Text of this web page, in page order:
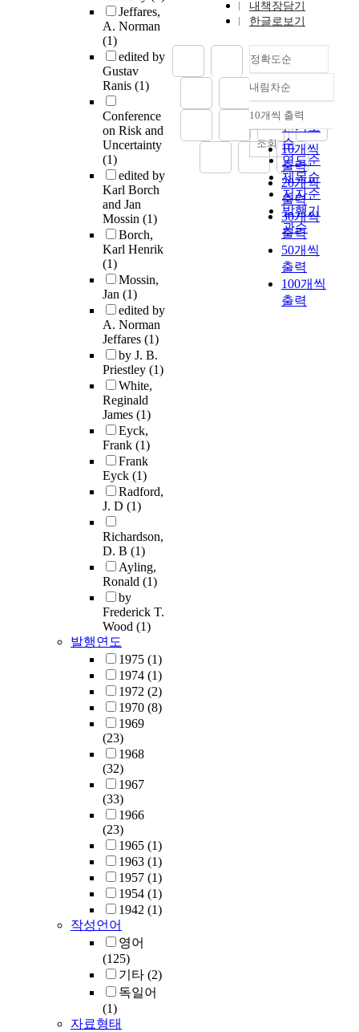
Jeffares,
A. Norman
(1)
edited by
Gustav
Ranis (1)
Conference
on Risk and
Uncertainty
(1)
edited by
Karl Borch
and Jan
Mossin (1)
Borch,
Karl Henrik
(1)
Mossin,
Jan (1)
edited by
A. Norman
Jeffares (1)
by J. B.
Priestley (1)
White,
Reginald
James (1)
Eyck,
Frank (1)
Frank
Eyck (1)
Radford,
J. D (1)
Richardson,
D. B (1)
Ayling,
Ronald (1)
by
Frederick T.
Wood (1)
발행연도
1975 (1)
1974 (1)
1972 (2)
1970 (8)
1969
(23)
1968
(32)
1967
(33)
1966
(23)
1965 (1)
1963 (1)
1957 (1)
1954 (1)
1942 (1)
작성언어
영어
(125)
기타 (2)
독일어
(1)
자료형태
내책장담기
한글로보기
정확도순
정확도
순
인기도
순
연도순
제목순
저자순
발행기
관순
내림차순
내림차순
10개씩 출력
10개씩
출력
20개씩
출력
30개씩
출력
50개씩
출력
100개씩
출력
조회